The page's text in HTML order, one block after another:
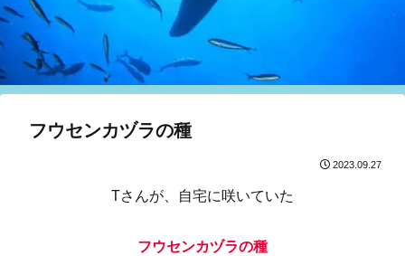
フウセンカヅラの種
2023.09.27
Tさんが、自宅に咲いていた
フウセンカヅラの種